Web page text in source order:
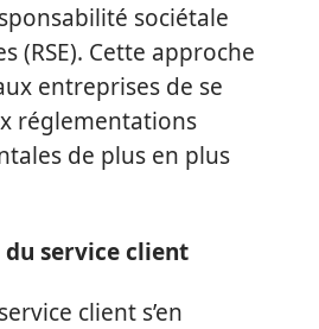
sociétale
(RSE). Cette approche
entreprises de se
réglementations
de plus en plus
service client
client s’en